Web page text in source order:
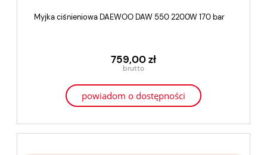
Myjka ciśnieniowa DAEWOO DAW 550 2200W 170 bar
759,00 zł
powiadom o dostępności